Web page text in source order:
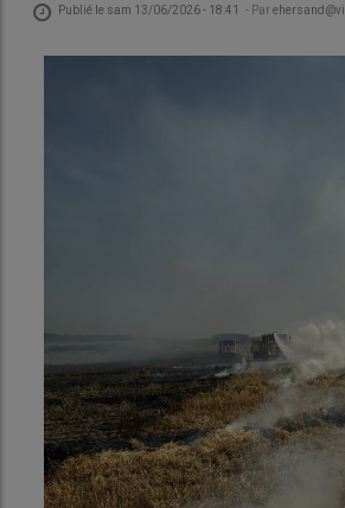
Publié le sam 13/06/2026 - 18:41 - Par